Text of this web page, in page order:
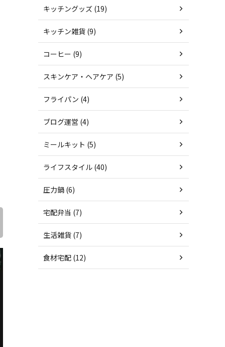
キッチングッズ (19)
キッチン雑貨 (9)
コーヒー (9)
スキンケア・ヘアケア (5)
フライパン (4)
ブログ運営 (4)
ミールキット (5)
ライフスタイル (40)
圧力鍋 (6)
宅配弁当 (7)
生活雑貨 (7)
食材宅配 (12)